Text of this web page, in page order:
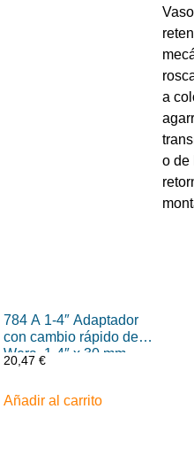
a
o de
784 A 1-4″ Adaptador
con cambio rápido de
Wera, 1-4″ x 30 mm
20,47 €
Añadir al carrito